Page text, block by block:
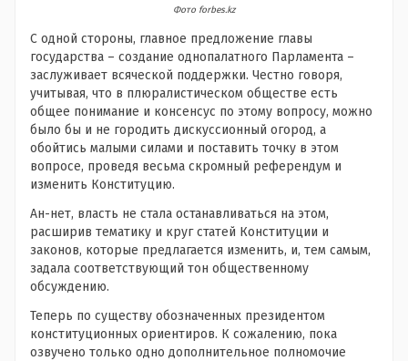
Фото forbes.kz
С одной стороны, главное предложение главы
государства – создание однопалатного Парламента –
заслуживает всяческой поддержки. Честно говоря,
учитывая, что в плюралистическом обществе есть
общее понимание и консенсус по этому вопросу, можно
было бы и не городить дискуссионный огород, а
обойтись малыми силами и поставить точку в этом
вопросе, проведя весьма скромный референдум и
изменить Конституцию.
Ан-нет, власть не стала останавливаться на этом,
расширив тематику и круг статей Конституции и
законов, которые предлагается изменить, и, тем самым,
задала соответствующий тон общественному
обсуждению.
Теперь по существу обозначенных президентом
конституционных ориентиров. К сожалению, пока
озвучено только одно дополнительное полномочие